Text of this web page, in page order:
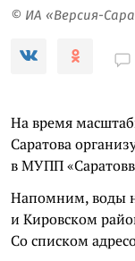
© ИА «Версия-
На время
Саратова
в МУПП
Напомним, воды
и Кировском
Со списком